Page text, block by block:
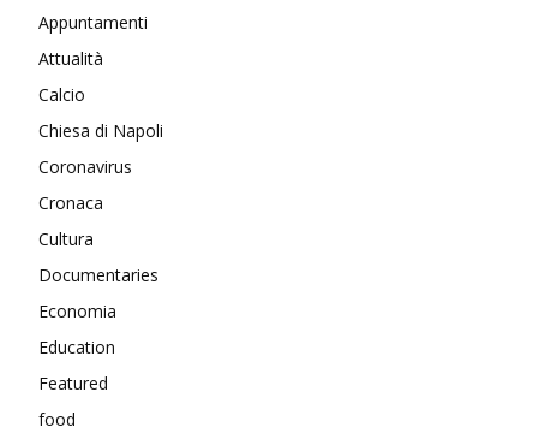
Appuntamenti
Attualità
Calcio
Chiesa di Napoli
Coronavirus
Cronaca
Cultura
Documentaries
Economia
Education
Featured
food